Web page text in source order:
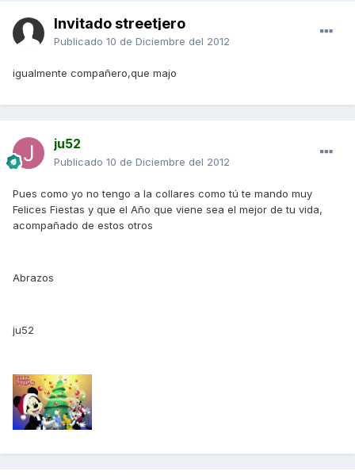
Invitado streetjero
Publicado 10 de Diciembre del 2012
igualmente compañero,que majo
ju52
Publicado 10 de Diciembre del 2012
Pues como yo no tengo a la collares como tú te mando muy
Felices Fiestas y que el Año que viene sea el mejor de tu vida,
acompañado de estos otros
Abrazos
ju52